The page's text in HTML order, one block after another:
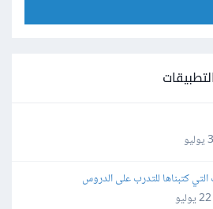
كتبناها للتدرب على الدروس
22 يوليو